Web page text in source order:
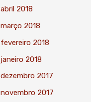
abril 2018
março 2018
fevereiro 2018
janeiro 2018
dezembro 2017
novembro 2017